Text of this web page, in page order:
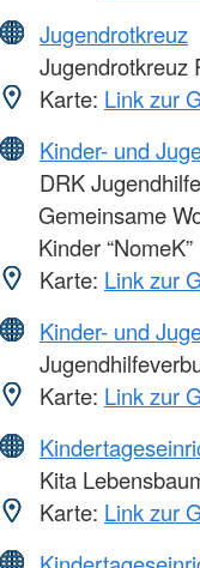
Jugendrotkreuz
Jugendrotkreuz
Karte: Link zur
Kinder- und
DRK
Gemeinsame
Kinder “NomeK”
Karte: Link zur
Kinder- und
Karte: Link zur
Kita
Karte: Link zur